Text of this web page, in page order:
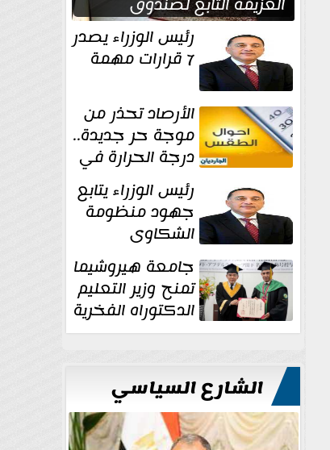
مكافحة وعلاج الإدمان...
رئيس الوزراء يصدر
7 قرارات مهمة
الأرصاد تحذر من
موجة حر جديدة..
درجة الحرارة في
القاهره 39
رئيس الوزراء يتابع
جهود منظومة
الشكاوى
الحكومية خلال
يوليو الماضي جامعة هيروشيما
تمنح وزير التعليم
الدكتوراه الفخرية
تقديرا لما حققه
الشارع السياسي